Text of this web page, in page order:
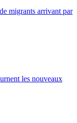
migrants arrivant par
les nouveaux